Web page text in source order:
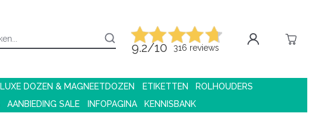
9.2/10 316 reviews
LUXE DOZEN & MAGNEETDOZEN ETIKETTEN
ROLHOUDERS
AANBIEDING SALE INFOPAGINA KENNISBANK